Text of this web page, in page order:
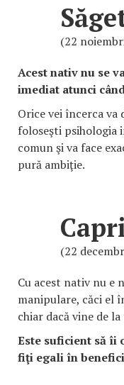
(22
Acest nativ nu se
imediat atunci
Orice vei încerca va
foloseşti psihologia
comun şi va face
pură ambiţie.
(22
Cu acest nativ nu e
manipulare, căci el
chiar dacă vine de
Este suficient să îi
fiţi egali în